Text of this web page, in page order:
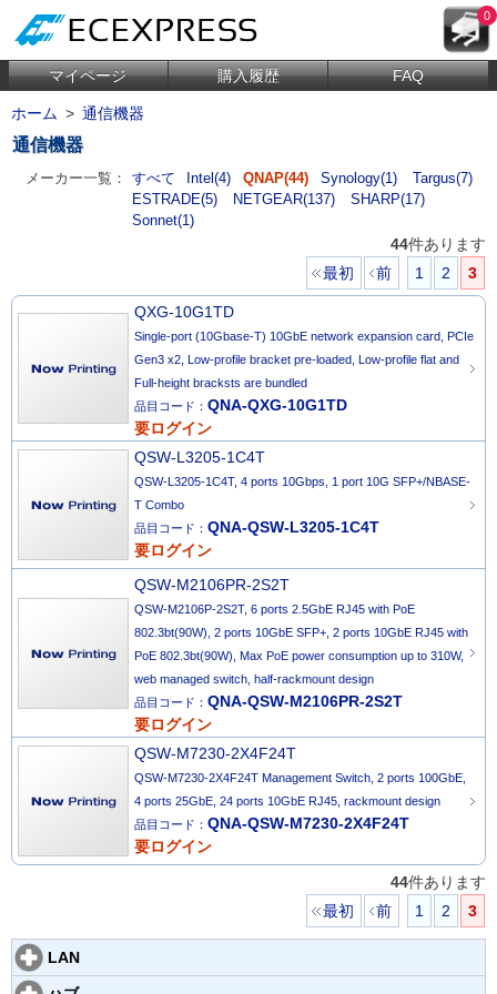
0
マイページ 購入履歴 FAQ
ホーム > 通信機器
通信機器
メーカー一覧： すべて Intel(4) QNAP(44) Synology(1)
Targus(7)
ESTRADE(5)
NETGEAR(137)
SHARP(17)
Sonnet(1)
44件あります
最初
前 1 2 3
QXG-10G1TD
Single-port (10Gbase-T) 10GbE network expansion card, PCIe
Gen3 x2, Low-profile bracket pre-loaded, Low-profile flat and
Full-height bracksts are bundled
品目コード： QNA-QXG-10G1TD
要ログイン
QSW-L3205-1C4T
QSW-L3205-1C4T, 4 ports 10Gbps, 1 port 10G SFP+/NBASE-
T Combo
品目コード： QNA-QSW-L3205-1C4T
要ログイン
QSW-M2106PR-2S2T
QSW-M2106P-2S2T, 6 ports 2.5GbE RJ45 with PoE
802.3bt(90W), 2 ports 10GbE SFP+, 2 ports 10GbE RJ45 with
PoE 802.3bt(90W), Max PoE power consumption up to 310W,
web managed switch, half-rackmount design
品目コード： QNA-QSW-M2106PR-2S2T
要ログイン
QSW-M7230-2X4F24T
QSW-M7230-2X4F24T Management Switch, 2 ports 100GbE,
4 ports 25GbE, 24 ports 10GbE RJ45, rackmount design
品目コード： QNA-QSW-M7230-2X4F24T
要ログイン
44件あります
最初
前 1 2 3
LAN